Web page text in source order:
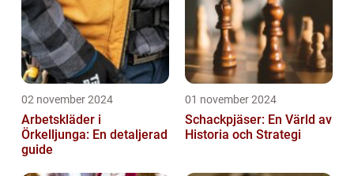
02 november 2024
Arbetskläder i
Örkelljunga: En detaljerad
guide
01 november 2024
Schackpjäser: En Värld av
Historia och Strategi